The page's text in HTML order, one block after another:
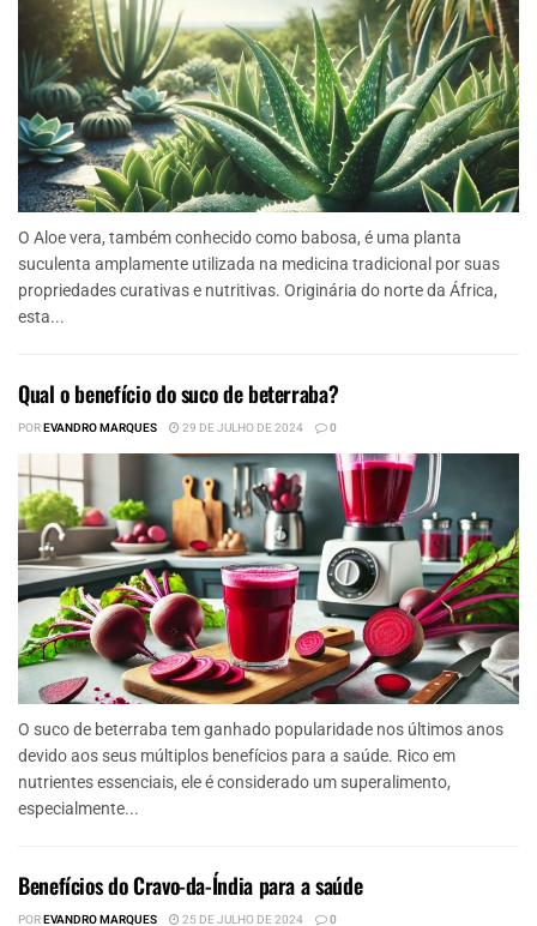
O Aloe vera, também conhecido como babosa, é uma planta
suculenta amplamente utilizada na medicina tradicional por suas
propriedades curativas e nutritivas. Originária do norte da África,
esta...
Qual o benefício do suco de beterraba?
POREVANDRO MARQUES 29 DE JULHO DE 2024 0
O suco de beterraba tem ganhado popularidade nos últimos anos
devido aos seus múltiplos benefícios para a saúde. Rico em
nutrientes essenciais, ele é considerado um superalimento,
especialmente...
Benefícios do Cravo-da-Índia para a saúde
POREVANDRO MARQUES 25 DE JULHO DE 2024 0